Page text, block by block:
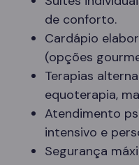
de conforto.
Cardápio
(opções
Terapias
equoterapia,
Atendimento
intensivo e
Segurança